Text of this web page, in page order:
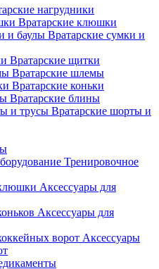
нагрудники
Вратарские клюшки
Вратарские сумки и
Вратарские щитки
Вратарские шлемы
Вратарские коньки
Вратарские блины
Вратарские шорты и
Тренировочное
Аксессуары для
Аксессуары для
Аксессуары